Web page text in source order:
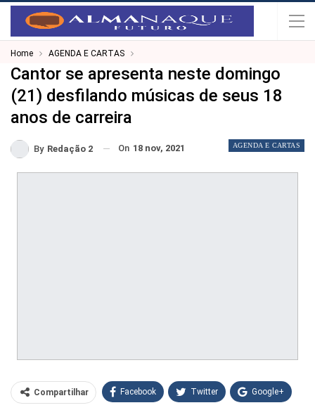
Home AGENDA E CARTAS
Cantor se apresenta neste domingo
(21) desfilando músicas de seus 18
anos de carreira
AGENDA E CARTAS
By Redação 2 On 18 nov, 2021
Compartilhar Facebook Twitter Google+